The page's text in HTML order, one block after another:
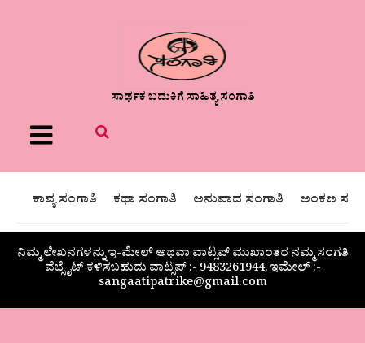
ಸಾರ್ಥಕ ಬದುಕಿಗೆ ಸಾಹಿತ್ಯ ಸಂಗಾತಿ
Menu
ಕಾವ್ಯ ಸಂಗಾತಿ ಕಥಾ ಸಂಗಾತಿ ಅನುವಾದ ಸಂಗಾತಿ ಅಂಕಣ
ನಿಮ್ಮ ಲೇಖನಗಳನ್ನು ಇ-ಮೇಲ್ ಅಥವಾ ವಾಟ್ಸಪ್ ಮುಖಾಂತರ ನಮ್ಮ ಸಂಗತಿ
ವೆಬ್ಸೈಟ್ ಕಳಿಸಬಹುದು ವಾಟ್ಸಪ್‌ :- 9483261944, ಇಮೇಲ್ :-
sangaatipatrike@gmail.com